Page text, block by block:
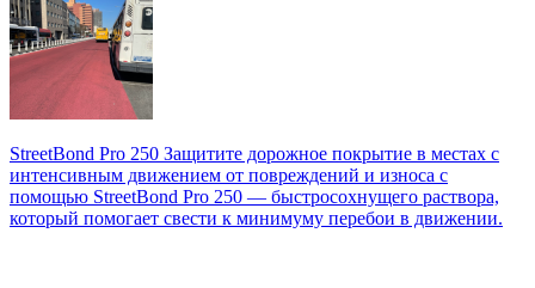
StreetBond Pro 250 Защитите дорожное покрытие в местах с
интенсивным движением от повреждений и износа с
помощью StreetBond Pro 250 — быстросохнущего раствора,
который помогает свести к минимуму перебои в движении.